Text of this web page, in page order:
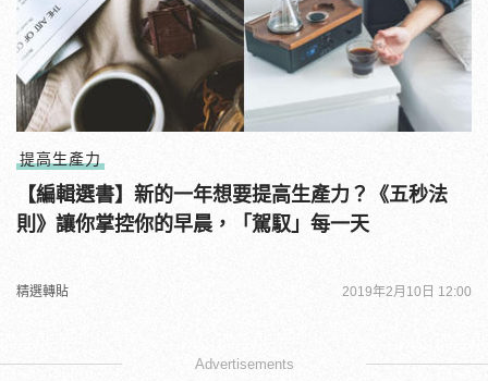
提高生產力
【編輯選書】新的一年想要提高生產力？《五秒法
則》讓你掌控你的早晨，「駕馭」每一天
精選轉貼 2019年2月10日 12:00
Advertisements